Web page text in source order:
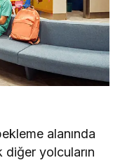
alanında
yolcuların